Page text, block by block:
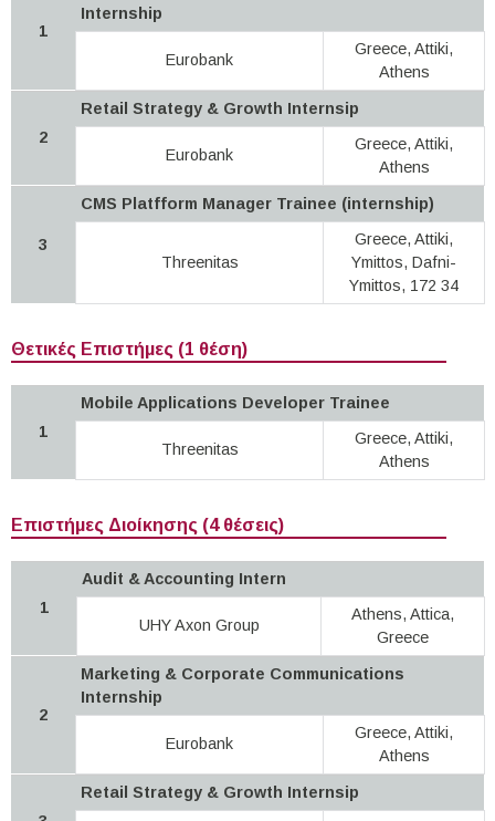
1
Internship
Eurobank
Greece, Attiki,
Athens
2
Retail Strategy & Growth Internsip
Eurobank
Greece, Attiki,
Athens
3
CMS Platfform Manager Trainee (internship)
Threenitas
Greece, Attiki,
Ymittos, Dafni-
Ymittos, 172 34
Θετικές Επιστήμες (1 θέση)
1
Mobile Applications Developer Trainee
Threenitas
Greece, Attiki,
Athens
Επιστήμες Διοίκησης (4 θέσεις)
1
Audit & Accounting Intern
UHY Axon Group
Athens, Attica,
Greece
2
Marketing & Corporate Communications
Internship
Eurobank
Greece, Attiki,
Athens
Retail Strategy & Growth Internsip